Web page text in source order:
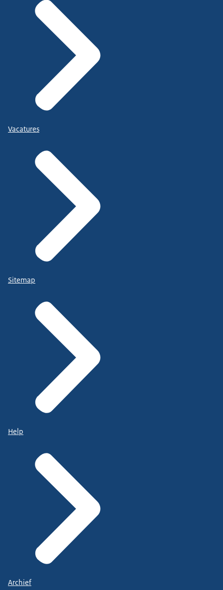
Vacatures
Sitemap
Help
Archief